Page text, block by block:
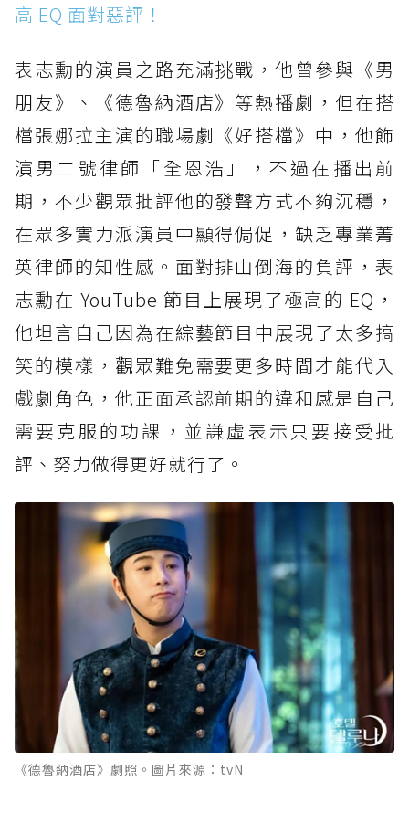
高 EQ 面對惡評！
表志勳的演員之路充滿挑戰，他曾參與《男
朋友》、《德魯納酒店》等熱播劇，但在搭
檔張娜拉主演的職場劇《好搭檔》中，他飾
演男二號律師「全恩浩」，不過在播出前
期，不少觀眾批評他的發聲方式不夠沉穩，
在眾多實力派演員中顯得侷促，缺乏專業菁
英律師的知性感。面對排山倒海的負評，表
志勳在 YouTube 節目上展現了極高的 EQ，
他坦言自己因為在綜藝節目中展現了太多搞
笑的模樣，觀眾難免需要更多時間才能代入
戲劇角色，他正面承認前期的違和感是自己
需要克服的功課，並謙虛表示只要接受批
評、努力做得更好就行了。
《德魯納酒店》劇照。圖片來源：tvN